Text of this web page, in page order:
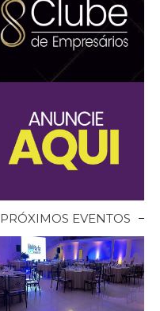
PRÓXIMOS EVENTOS